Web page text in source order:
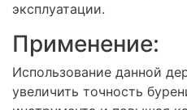
эксплуатации.
Применение:
Использование данной
увеличить точность